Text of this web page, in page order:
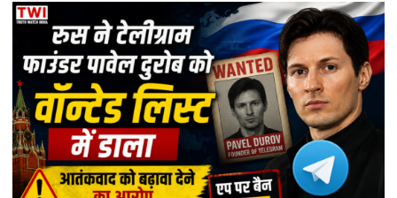
मामले
में
पुलिसकर्मी
गिरफ्तार